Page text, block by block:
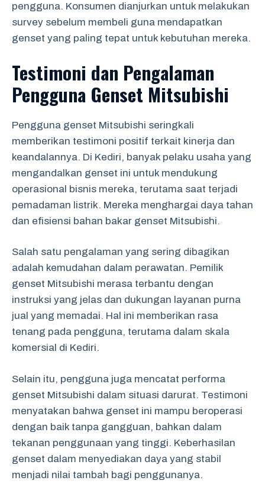
pengguna. Konsumen dianjurkan untuk melakukan
survey sebelum membeli guna mendapatkan
genset yang paling tepat untuk kebutuhan mereka.
Testimoni dan Pengalaman
Pengguna Genset Mitsubishi
Pengguna genset Mitsubishi seringkali
memberikan testimoni positif terkait kinerja dan
keandalannya. Di Kediri, banyak pelaku usaha yang
mengandalkan genset ini untuk mendukung
operasional bisnis mereka, terutama saat terjadi
pemadaman listrik. Mereka menghargai daya tahan
dan efisiensi bahan bakar genset Mitsubishi.
Salah satu pengalaman yang sering dibagikan
adalah kemudahan dalam perawatan. Pemilik
genset Mitsubishi merasa terbantu dengan
instruksi yang jelas dan dukungan layanan purna
jual yang memadai. Hal ini memberikan rasa
tenang pada pengguna, terutama dalam skala
komersial di Kediri.
Selain itu, pengguna juga mencatat performa
genset Mitsubishi dalam situasi darurat. Testimoni
menyatakan bahwa genset ini mampu beroperasi
dengan baik tanpa gangguan, bahkan dalam
tekanan penggunaan yang tinggi. Keberhasilan
genset dalam menyediakan daya yang stabil
menjadi nilai tambah bagi penggunanya.